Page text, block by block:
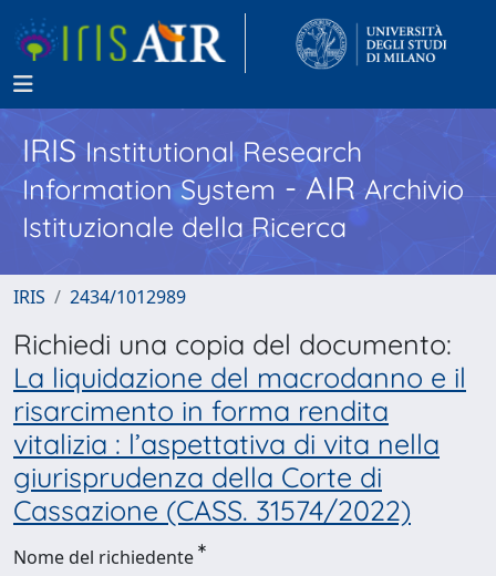
IRISInstitutional Research
Information System - AIR Archivio
Istituzionale della Ricerca
IRIS 2434/1012989
Richiedi una copia del documento:
La liquidazione del macrodanno e il
risarcimento in forma rendita
vitalizia : l’aspettativa di vita nella
giurisprudenza della Corte di
Cassazione (CASS. 31574/2022)
Nome del richiedente